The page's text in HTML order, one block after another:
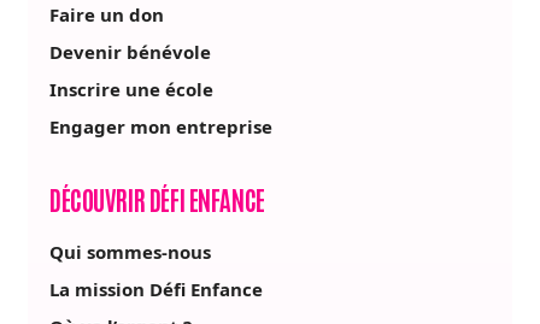
Faire un don
Devenir bénévole
Inscrire une école
Engager mon entreprise
DÉCOUVRIR DÉFI ENFANCE
Qui sommes-nous
La mission Défi Enfance